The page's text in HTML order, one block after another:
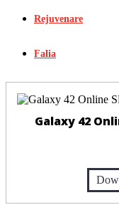
Rejuvenare
Falia
Galaxy 42